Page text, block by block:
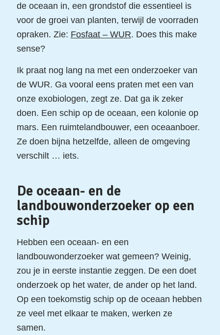
de oceaan in, een grondstof die essentieel is
voor de groei van planten, terwijl de voorraden
opraken. Zie: Fosfaat – WUR. Does this make
sense?
Ik praat nog lang na met een onderzoeker van
de WUR. Ga vooral eens praten met een van
onze exobiologen, zegt ze. Dat ga ik zeker
doen. Een schip op de oceaan, een kolonie op
mars. Een ruimtelandbouwer, een oceaanboer.
Ze doen bijna hetzelfde, alleen de omgeving
verschilt … iets.
De oceaan- en de
landbouwonderzoeker op een
schip
Hebben een oceaan- en een
landbouwonderzoeker wat gemeen? Weinig,
zou je in eerste instantie zeggen. De een doet
onderzoek op het water, de ander op het land.
Op een toekomstig schip op de oceaan hebben
ze veel met elkaar te maken, werken ze
samen.